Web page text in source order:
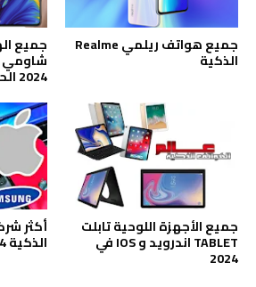
جميع هواتف ريلمي Realme
الذكية
جميع
2024 الحديثة
جميع الأجهزة اللوحية تابلت
TABLET اندرويد و IOS في
2024
أكثر
الذكية 2024